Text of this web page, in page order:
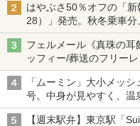
はやぶさ50％オフの「
28）」発売。秋冬乗車
フェルメール《真珠の耳
ッフィー/葬送のフリー
「ムーミン」大小メッ
号。中身が見やすく、温
【週末駅弁】東京駅「